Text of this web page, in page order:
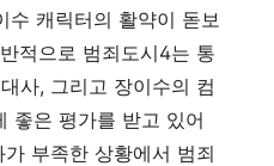
수 캐릭터의 활약이 돋보
적으로 범죄도시4는 통
사, 그리고 장이수의 컴
좋은 평가를 받고 있어
부족한 상황에서 범죄